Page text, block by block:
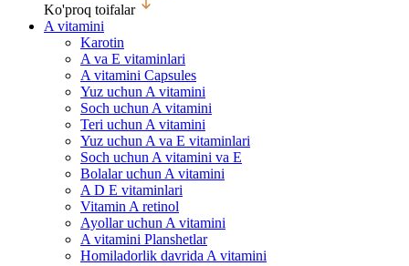
Ko'proq toifalar
A vitamini
Karotin
A va E vitaminlari
A vitamini Capsules
Yuz uchun A vitamini
Soch uchun A vitamini
Teri uchun A vitamini
Yuz uchun A va E vitaminlari
Soch uchun A vitamini va E
Bolalar uchun A vitamini
A D E vitaminlari
Vitamin A retinol
Ayollar uchun A vitamini
A vitamini Planshetlar
Homiladorlik davrida A vitamini